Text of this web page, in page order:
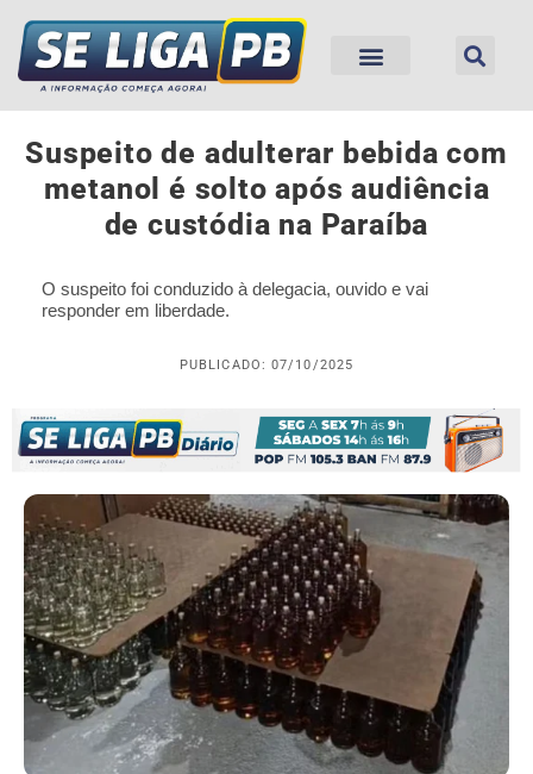
Suspeito de adulterar bebida com
metanol é solto após audiência
de custódia na Paraíba
O suspeito foi conduzido à delegacia, ouvido e vai
responder em liberdade.
PUBLICADO: 07/10/2025